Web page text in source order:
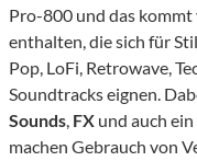
Pro-800 und das kommt
enthalten, die sich für
Pop, LoFi, Retrowave,
Soundtracks eignen.
Sounds, FX und auch
machen Gebrauch von